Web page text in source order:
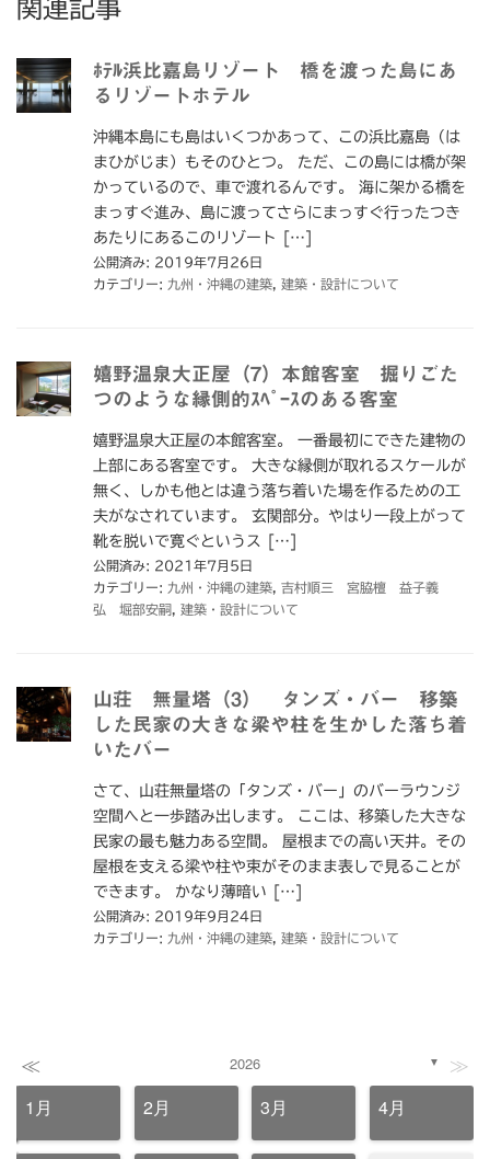
関連記事
ﾎﾃﾙ浜比嘉島リゾート 橋を渡った島にあ
るリゾートホテル
沖縄本島にも島はいくつかあって、この浜比嘉島（は
まひがじま）もそのひとつ。 ただ、この島には橋が架
かっているので、車で渡れるんです。 海に架かる橋を
まっすぐ進み、島に渡ってさらにまっすぐ行ったつき
あたりにあるこのリゾート […]
公開済み: 2019年7月26日
カテゴリー: 九州・沖縄の建築 建築・設計について
嬉野温泉大正屋（7）本館客室 掘りごた
つのような縁側的ｽﾍﾟｰｽのある客室
嬉野温泉大正屋の本館客室。 一番最初にできた建物の
上部にある客室です。 大きな縁側が取れるスケールが
無く、しかも他とは違う落ち着いた場を作るための工
夫がなされています。 玄関部分。やはり一段上がって
靴を脱いで寛ぐというス […]
公開済み: 2021年7月5日
カテゴリー: 九州・沖縄の建築
吉村順三 宮脇檀 益子義
弘 堀部安嗣
建築・設計について
山荘 無量塔（3） タンズ・バー 移築
した民家の大きな梁や柱を生かした落ち着
いたバー
さて、山荘無量塔の「タンズ・バー」のバーラウンジ
空間へと一歩踏み出します。 ここは、移築した大きな
民家の最も魅力ある空間。 屋根までの高い天井。その
屋根を支える梁や柱や束がそのまま表しで見ることが
できます。 かなり薄暗い […]
公開済み: 2019年9月24日
カテゴリー: 九州・沖縄の建築 建築・設計について
≪ 2026 ▼ ≫
1月 2月 3月 4月